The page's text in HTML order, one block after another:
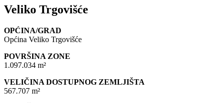
Veliko Trgovišće
OPĆINA/GRAD
Općina Veliko Trgovišće
POVRŠINA ZONE
1.097.034 m²
VELIČINA DOSTUPNOG ZEMLJIŠTA
567.707 m²